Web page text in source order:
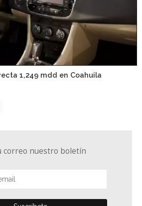
1,249 mdd en Coahuila
correo nuestro boletín